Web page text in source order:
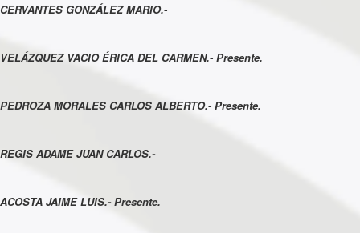
CERVANTES GONZÁLEZ MARIO.-
VELÁZQUEZ VACIO ÉRICA DEL CARMEN.- Presente.
PEDROZA MORALES CARLOS ALBERTO.- Presente.
REGIS ADAME JUAN CARLOS.-
ACOSTA JAIME LUIS.- Presente.